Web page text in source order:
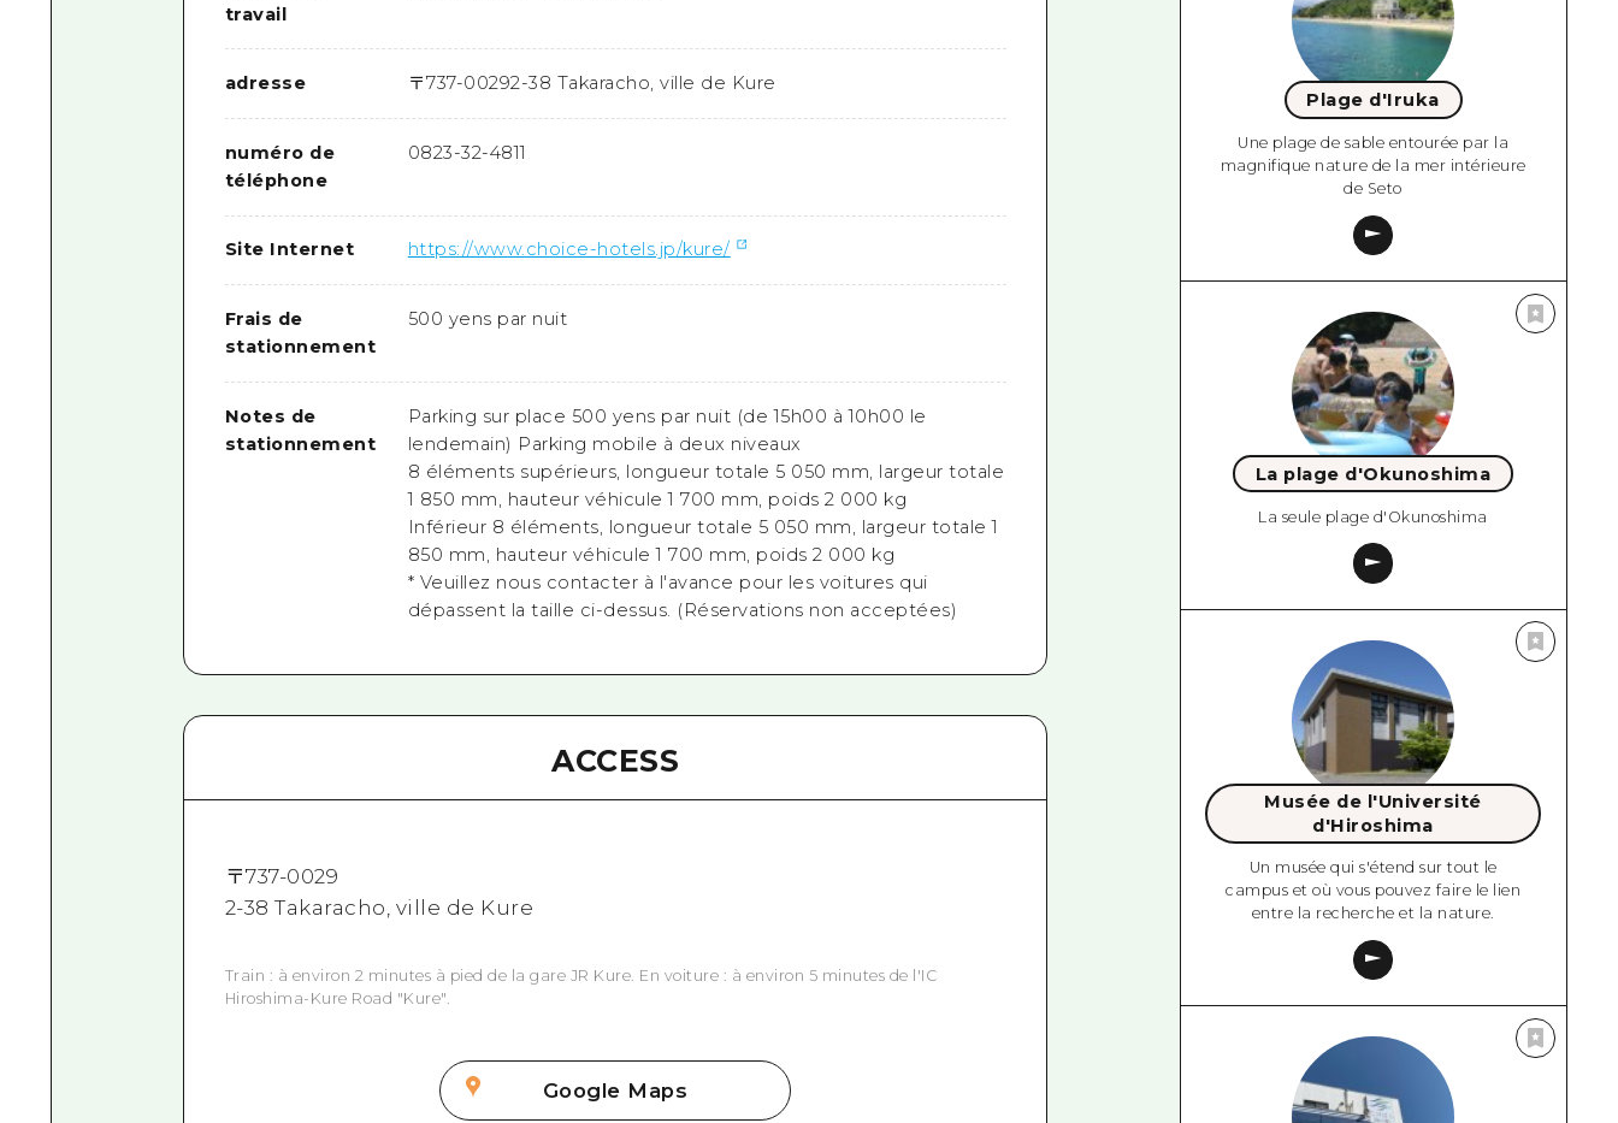
travail
adresse 〒737-00292-38 Takaracho, ville de Kure
numéro de
téléphone
0823-32-4811
Site Internet https://www.choice-hotels.jp/kure/
Frais de
stationnement
500 yens par nuit
Notes de
stationnement
Parking sur place 500 yens par nuit (de 15h00 à 10h00 le
lendemain) Parking mobile à deux niveaux
8 éléments supérieurs, longueur totale 5 050 mm, largeur totale
1 850 mm, hauteur véhicule 1 700 mm, poids 2 000 kg
Inférieur 8 éléments, longueur totale 5 050 mm, largeur totale 1
850 mm, hauteur véhicule 1 700 mm, poids 2 000 kg
* Veuillez nous contacter à l'avance pour les voitures qui
dépassent la taille ci-dessus. (Réservations non acceptées)
ACCESS
〒737-0029
2-38 Takaracho, ville de Kure
Train : à environ 2 minutes à pied de la gare JR Kure. En voiture : à environ 5 minutes de l'IC
Hiroshima-Kure Road "Kure".
Google Maps
Plage d'Iruka
Une plage de sable entourée par la
magnifique nature de la mer intérieure
de Seto
La plage d'Okunoshima
La seule plage d'Okunoshima
Musée de l'Université
d'Hiroshima
Un musée qui s'étend sur tout le
campus et où vous pouvez faire le lien
entre la recherche et la nature.